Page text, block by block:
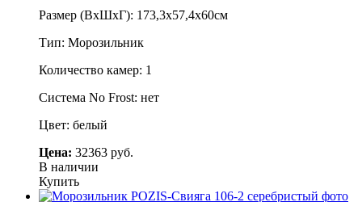
Размер (ВхШхГ): 173,3х57,4х60см
Тип: Морозильник
Количество камер: 1
Система No Frost: нет
Цвет: белый
Цена: 32363 руб.
В наличии
Купить